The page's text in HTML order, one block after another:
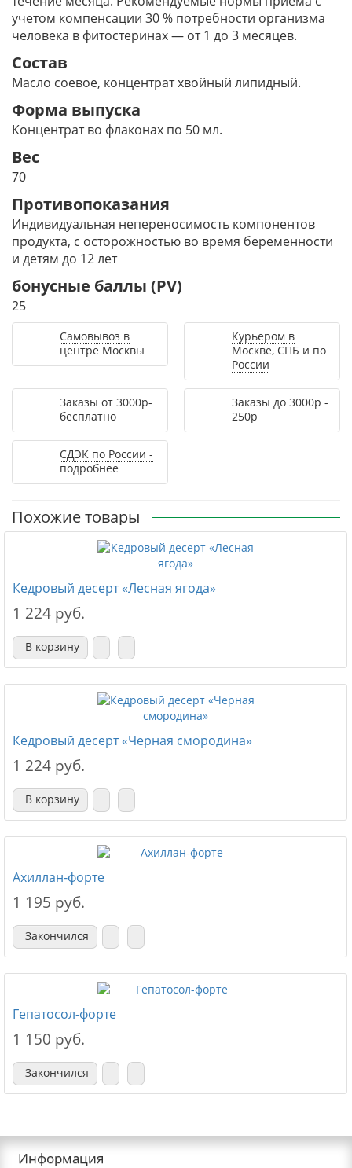
учетом компенсации 30 % потребности организма
человека в фитостеринах — от 1 до 3 месяцев.
Состав
Масло соевое, концентрат хвойный липидный.
Форма выпуска
Концентрат во флаконах по 50 мл.
Вес
70
Противопоказания
Индивидуальная непереносимость компонентов
продукта, с осторожностью во время беременности
и детям до 12 лет
бонусные баллы (PV)
25
Самовывоз в
центре Москвы
Курьером в
Москве, СПБ и по
России
Заказы от 3000р-
бесплатно
Заказы до 3000р -
250р
СДЭК по России -
подробнее
Похожие товары
Кедровый десерт «Лесная ягода»
1 224 руб.
В корзину
Кедровый десерт «Черная смородина»
1 224 руб.
В корзину
Ахиллан-форте
1 195 руб.
Закончился
Гепатосол-форте
1 150 руб.
Закончился
Информация